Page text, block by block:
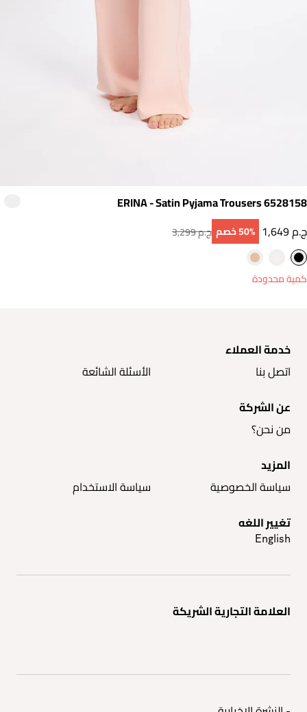
ERINA - Satin Pyjama Trousers 6528158
1,649 ج.م
3,299 ج.م 50‎%‎ خصم
كمية محدودة
خدمة العملاء
اتصل بنا
الأسئلة الشائعة
عن الشركة
من نحن؟
المزيد
سياسة الخصوصية
سياسة الاستخدام
تغيير اللغه
English
العلامة التجارية الشريكة